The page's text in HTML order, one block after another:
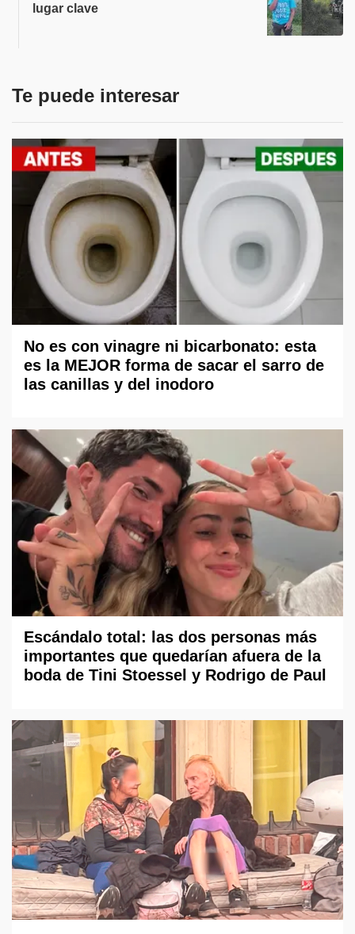
lugar clave
Te puede interesar
No es con vinagre ni bicarbonato: esta
es la MEJOR forma de sacar el sarro de
las canillas y del inodoro
Escándalo total: las dos personas más
importantes que quedarían afuera de la
boda de Tini Stoessel y Rodrigo de Paul